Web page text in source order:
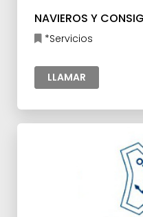
NAVIEROS Y
*Servicios
LLAMAR